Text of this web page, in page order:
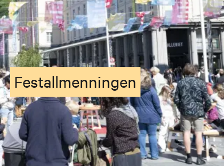
Festallmenningen